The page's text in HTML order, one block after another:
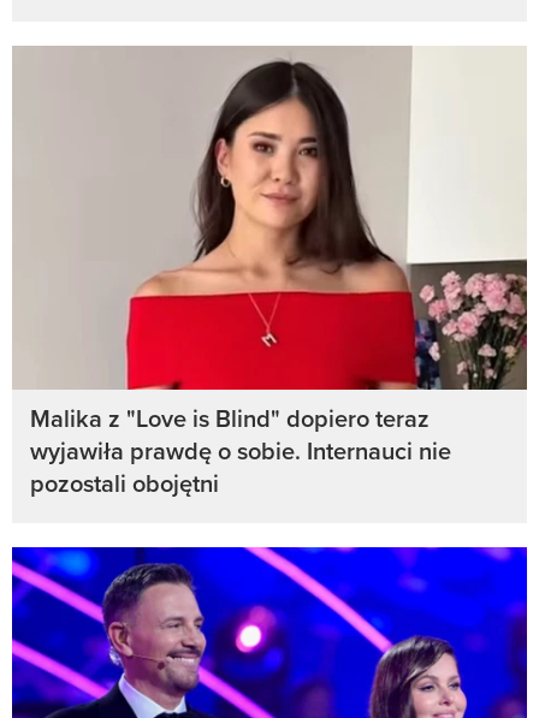
Malika z "Love is Blind" dopiero teraz
wyjawiła prawdę o sobie. Internauci nie
pozostali obojętni